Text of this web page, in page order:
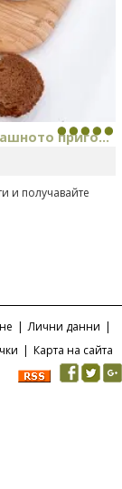
приго...
изцяло нов
и получавайте
| Лични данни |
| Карта на сайта